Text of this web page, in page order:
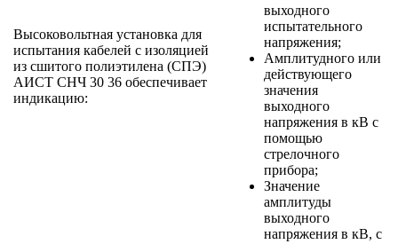
Высоковольтная установка для
испытания кабелей с изоляцией
из сшитого полиэтилена (СПЭ)
АИСТ СНЧ 30 36 обеспечивает
индикацию:
выходного
испытательного
напряжения;
Амплитудного или
действующего
значения
выходного
напряжения в кВ с
помощью
стрелочного
прибора;
Значение
амплитуды
выходного
напряжения в кВ, с